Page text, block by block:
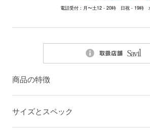
電話受付：月〜土12 - 20時 日祝 - 19時
商品の特徴
サイズとスペック